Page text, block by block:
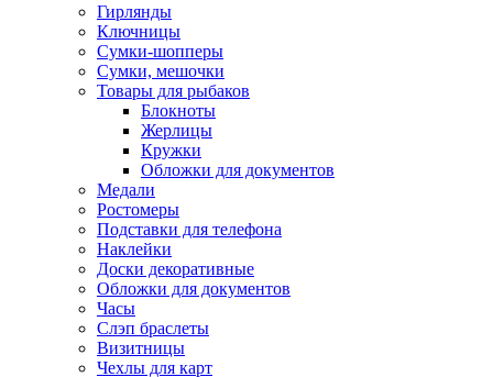
Гирлянды
Ключницы
Сумки-шопперы
Сумки, мешочки
Товары для рыбаков
Блокноты
Жерлицы
Кружки
Обложки для документов
Медали
Ростомеры
Подставки для телефона
Наклейки
Доски декоративные
Обложки для документов
Часы
Слэп браслеты
Визитницы
Чехлы для карт